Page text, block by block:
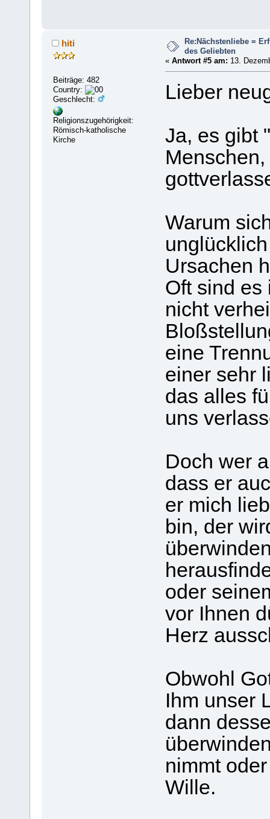
hiti
Beiträge: 482
Country:
Geschlecht:
Religionszugehörigkeit:
Römisch-katholische
Kirche
Re:Nächstenliebe =
des Geliebten
« Antwort #5 am: 13.
Lieber
Ja, es gibt
Warum
Ursachen
Oft sind es
nicht
eine
einer sehr
das alles
uns
Doch wer
dass er
er mich
bin, der
oder
vor Ihnen
Herz
Obwohl
Ihm unser
dann
nimmt
Wille.